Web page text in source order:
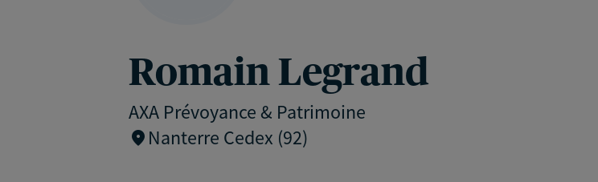
Romain Legrand
AXA Prévoyance & Patrimoine
Nanterre Cedex (92)